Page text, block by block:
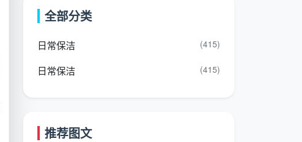
全部分类
日常保洁 (415)
日常保洁 (415)
推荐图文